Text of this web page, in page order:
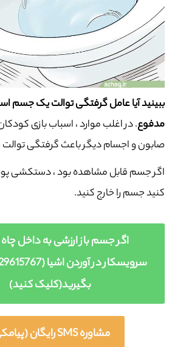
ببینید آیا عامل گرفتگی توالت یک جسم
مدفوع. در اغلب موارد ، اسباب بازی
صابون و اجسام دیگر باعث گرفتگی
اگر جسم قابل مشاهده بود ، دستکشی
کنید جسم را خارج کنید.
اگر جسم باز ارزشی به داخل چاه
بگیرید(کلیک کنید)
مشاوره SMS رایگان (پیامکی)